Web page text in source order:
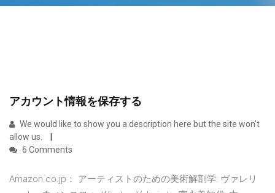
アカウント情報を保存する
We would like to show you a description here but the site won’t
allow us.
6 Comments
Amazon.co.jp： アーティストのための美術解剖学: ヴァレリ